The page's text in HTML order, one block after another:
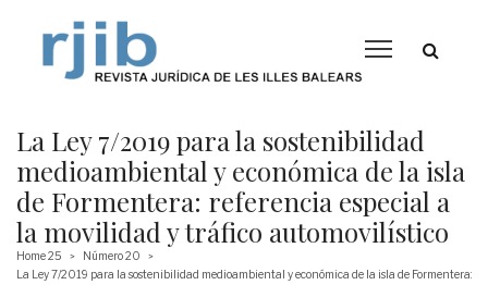
La Ley 7/2019 para la sostenibilidad
medioambiental y económica de la isla
de Formentera: referencia especial a
la movilidad y tráfico automovilístico
Home 25 > Número 20 >
La Ley 7/2019 para la sostenibilidad medioambiental y económica de la isla de Formentera: